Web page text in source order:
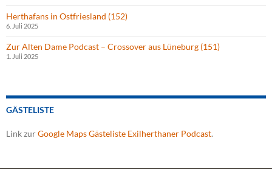
Herthafans in Ostfriesland (152)
6. Juli 2025
Zur Alten Dame Podcast – Crossover aus Lüneburg (151)
1. Juli 2025
GÄSTELISTE
Link zurGoogle Maps Gästeliste Exilherthaner Podcast.